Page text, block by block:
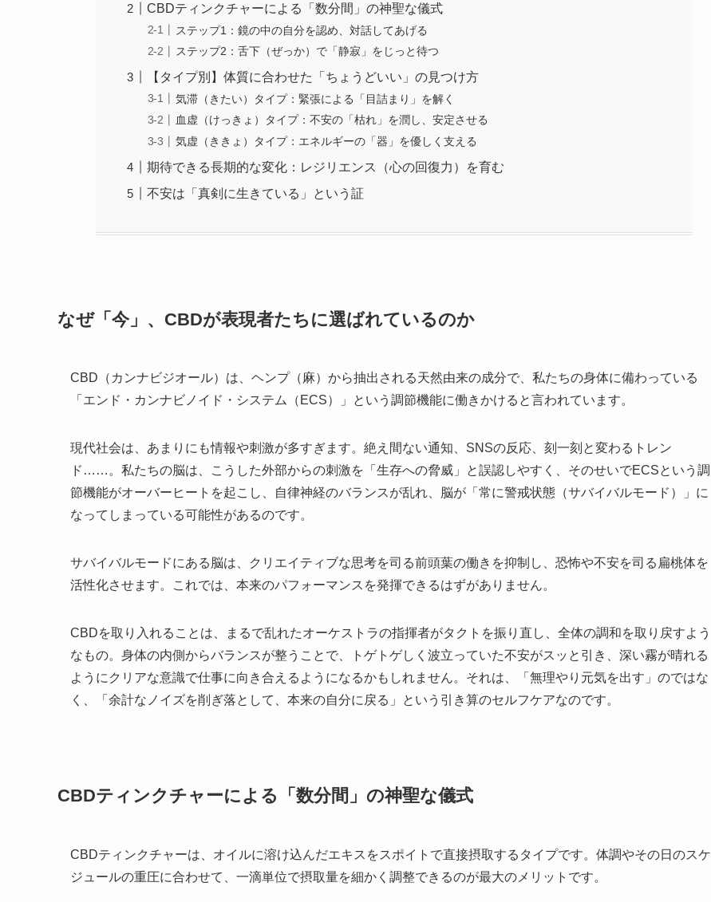
CBDティンクチャーによる「数分間」の神聖な儀式
ステップ1：鏡の中の自分を認め、対話してあげる
ステップ2：舌下（ぜっか）で「静寂」をじっと待つ
【タイプ別】体質に合わせた「ちょうどいい」の見つけ方
気滞（きたい）タイプ：緊張による「目詰まり」を解く
血虚（けっきょ）タイプ：不安の「枯れ」を潤し、安定させる
気虚（ききょ）タイプ：エネルギーの「器」を優しく支える
期待できる長期的な変化：レジリエンス（心の回復力）を育む
不安は「真剣に生きている」という証
なぜ「今」、CBDが表現者たちに選ばれているのか
CBD（カンナビジオール）は、ヘンプ（麻）から抽出される天然由来の成分で、私たちの身体に備わっている
「エンド・カンナビノイド・システム（ECS）」という調節機能に働きかけると言われています。
現代社会は、あまりにも情報や刺激が多すぎます。絶え間ない通知、SNSの反応、刻一刻と変わるトレン
ド……。私たちの脳は、こうした外部からの刺激を「生存への脅威」と誤認しやすく、そのせいでECSという調
節機能がオーバーヒートを起こし、自律神経のバランスが乱れ、脳が「常に警戒状態（サバイバルモード）」に
なってしまっている可能性があるのです。
サバイバルモードにある脳は、クリエイティブな思考を司る前頭葉の働きを抑制し、恐怖や不安を司る扁桃体を
活性化させます。これでは、本来のパフォーマンスを発揮できるはずがありません。
CBDを取り入れることは、まるで乱れたオーケストラの指揮者がタクトを振り直し、全体の調和を取り戻すよう
なもの。身体の内側からバランスが整うことで、トゲトゲしく波立っていた不安がスッと引き、深い霧が晴れる
ようにクリアな意識で仕事に向き合えるようになるかもしれません。それは、「無理やり元気を出す」のではな
く、「余計なノイズを削ぎ落として、本来の自分に戻る」という引き算のセルフケアなのです。
CBDティンクチャーによる「数分間」の神聖な儀式
CBDティンクチャーは、オイルに溶け込んだエキスをスポイトで直接摂取するタイプです。体調やその日のスケ
ジュールの重圧に合わせて、一滴単位で摂取量を細かく調整できるのが最大のメリットです。